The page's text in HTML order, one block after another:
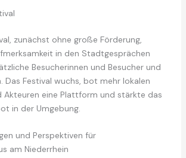
zunächst ohne große Förderung,
in den Stadtgesprächen
Besucherinnen und Besucher und
Das Festival wuchs, bot mehr lokalen
Akteuren eine Plattform und stärkte das
in der Umgebung.
und Perspektiven für
am Niederrhein